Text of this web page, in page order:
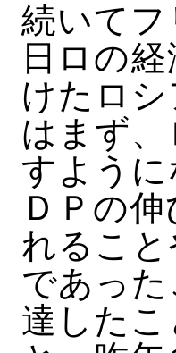
続いて
日ロの
けたロ
はまず
すよう
ＤＰの
れるこ
であっ
達した